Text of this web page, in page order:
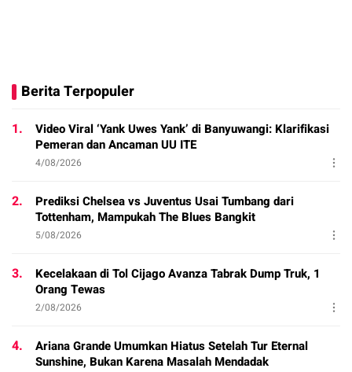
Berita Terpopuler
1.
Video Viral ‘Yank Uwes Yank’ di Banyuwangi: Klarifikasi
Pemeran dan Ancaman UU ITE
4/08/2026
2.
Prediksi Chelsea vs Juventus Usai Tumbang dari
Tottenham, Mampukah The Blues Bangkit
5/08/2026
3.
Kecelakaan di Tol Cijago Avanza Tabrak Dump Truk, 1
Orang Tewas
2/08/2026
4.
Ariana Grande Umumkan Hiatus Setelah Tur Eternal
Sunshine, Bukan Karena Masalah Mendadak